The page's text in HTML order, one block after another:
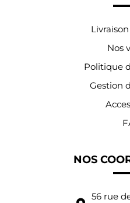
Nos
Politique
Gestion
NOS
56 rue